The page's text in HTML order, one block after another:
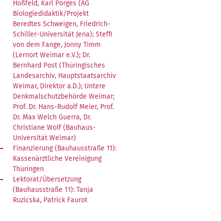
Hoßfeld, Karl Porges (AG
Biologiedidaktik/Projekt
Beredtes Schweigen, Friedrich-
Schiller-Universität Jena); Steffi
von dem Fange, Jonny Timm
(Lernort Weimar e.V.); Dr.
Bernhard Post (Thüringisches
Landesarchiv, Hauptstaatsarchiv
Weimar, Direktor a.D.); Untere
Denkmalschutzbehörde Weimar;
Prof. Dr. Hans-Rudolf Meier, Prof.
Dr. Max Welch Guerra, Dr.
Christiane Wolf (Bauhaus-
Universität Weimar)
Finanzierung (Bauhausstraße 11):
Kassenärztliche Vereinigung
Thüringen
Lektorat/Übersetzung
(Bauhausstraße 11): Tanja
Ruzicska, Patrick Faurot